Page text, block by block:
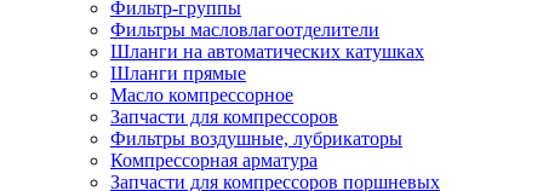
Фильтр-группы
Фильтры масловлагоотделители
Шланги на автоматических катушках
Шланги прямые
Масло компрессорное
Запчасти для компрессоров
Фильтры воздушные, лубрикаторы
Компрессорная арматура
Запчасти для компрессоров поршневых